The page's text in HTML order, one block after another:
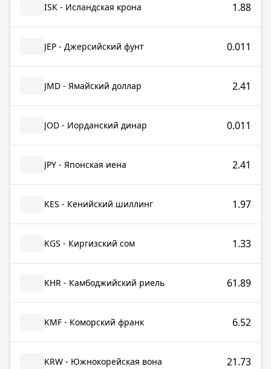
ISK - Исландская крона 1.88
JEP - Джерсийский фунт 0.011
JMD - Ямайский доллар 2.41
JOD - Иорданский динар 0.011
JPY - Японская иена 2.41
KES - Кенийский шиллинг 1.97
KGS - Киргизский сом 1.33
KHR - Камбоджийский риель 61.89
KMF - Коморский франк 6.52
KRW - Южнокорейская вона 21.73